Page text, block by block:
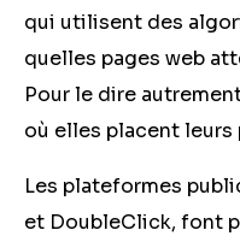
qui utilisent des
quelles pages web
Pour le dire
où elles placent
Les plateformes
et DoubleClick, font